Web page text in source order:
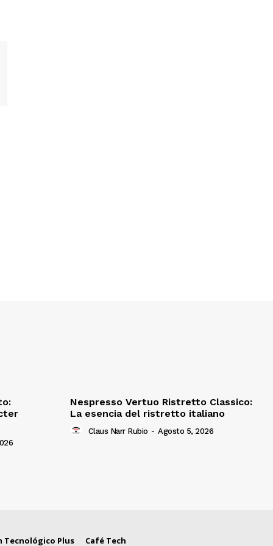
Nespresso Vertuo Ristretto Classico:
La esencia del ristretto italiano
Claus Narr Rubio - Agosto 5, 2026
Tecnológico Plus Café Tech